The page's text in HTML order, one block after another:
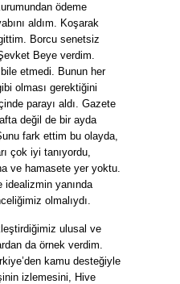
ödeme
aldım. Koşarak
Borcu senetsiz
Beye verdim.
etmedi. Bunun her
olması gerektiğini
parayı aldı. Gazete
değil de bir ayda
fark ettim bu olayda,
çok iyi tanıyordu,
ve hamasete yer yoktu.
idealizmin yanında
olmalıydı.
ulusal ve
da örnek verdim.
kamu desteğiyle
izlemesini, Hive